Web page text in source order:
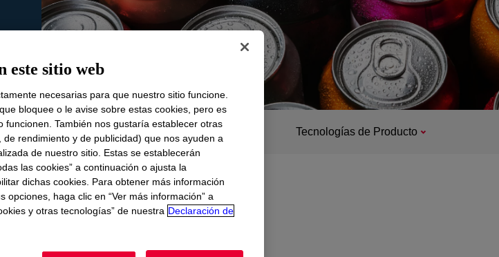
Tecnologías de Producto
este sitio web
necesarias para que nuestro sitio funcione.
bloquee o le avise sobre estas cookies, pero es
funcionen. También nos gustaría establecer otras
rendimiento y de publicidad) que nos ayuden a
de nuestro sitio. Estas se establecerán
las cookies” a continuación o ajusta la
dichas cookies. Para obtener más información
opciones, haga clic en “Ver más información” a
y otras tecnologías” de nuestra Declaración de